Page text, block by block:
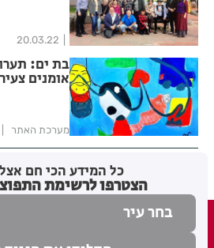
20.03.22
בת ים:
אומנים
מערכת האתר
כל המידע הכי חם
הצטרפו לרשימת